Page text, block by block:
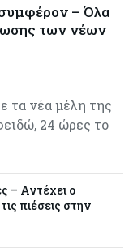
θα φέρουν το
πως θα
τον GSI
06-08-2026
Ε.Ε. με νέους
– Όλα
των νέων
τα νέα μέλη της
24 ώρες το
– Αντέχει ο
πιέσεις στην